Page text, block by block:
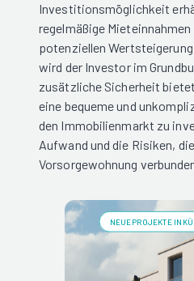
Investitionsmöglichkeit
regelmäßige
potenziellen
wird der Investor im
zusätzliche Sicherheit
eine bequeme und
den Immobilienmarkt zu
Aufwand und die Risiken,
Vorsorgewohnung
NEUE PROJEKTE IN